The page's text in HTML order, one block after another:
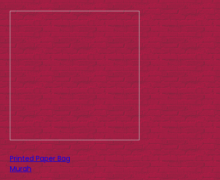
Printed Paper Bag
Murah